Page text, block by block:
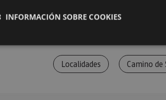
Localidades Camino de
INFORMACIÓN SOBRE COOKIES
Cookies estrictamente necesarias Cookies de